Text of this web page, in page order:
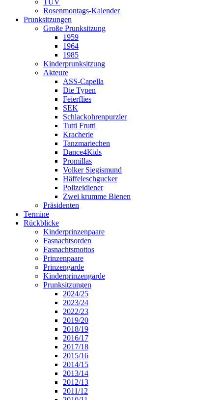
Rosenmontags-Kalender
Prunksitzungen
Große Prunksitzung
1959
1964
1985
Kinderprunksitzung
Akteure
ASS-Capella
Die Typen
Feierflies
SEK
Schlackohrenpurzler
Tutti Frutti
Kracherle
Tanzmariechen
Dance4Kids
Promillas
Volker Siegismund
Häffeleschgucker
Polizeidiener
Zwei krumme Bienen
Präsidenten
Termine
Rückblicke
Kinderprinzenpaare
Fasnachtsorden
Fasnachtsmottos
Prinzenpaare
Prinzengarde
Kinderprinzengarde
Prunksitzungen
2024/25
2023/24
2022/23
2019/20
2018/19
2016/17
2017/18
2015/16
2014/15
2013/14
2012/13
2011/12